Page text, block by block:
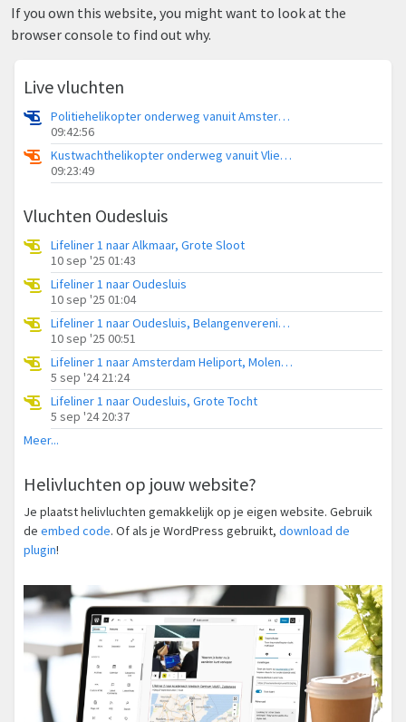
If you own this website, you might want to look at the
browser console to find out why.
Live vluchten
Politiehelikopter onderweg vanuit Amsterdam Vliegveld Schiphol
09:42:56
Kustwachthelikopter onderweg vanuit Vliegveld Midden-Zeeland
09:23:49
Vluchten Oudesluis
Lifeliner 1 naar Alkmaar, Grote Sloot
10 sep '25 01:43
Lifeliner 1 naar Oudesluis
10 sep '25 01:04
Lifeliner 1 naar Oudesluis, Belangenvereniging tuinders Zaanderhorn
10 sep '25 00:51
Lifeliner 1 naar Amsterdam Heliport, Molenbuurt
5 sep '24 21:24
Lifeliner 1 naar Oudesluis, Grote Tocht
5 sep '24 20:37
Meer...
Helivluchten op jouw website?
Je plaatst helivluchten gemakkelijk op je eigen website. Gebruik
de embed code. Of als je WordPress gebruikt, download de
plugin!